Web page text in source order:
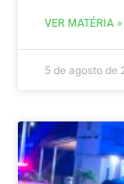
VER MATÉRIA »
5 de agosto de